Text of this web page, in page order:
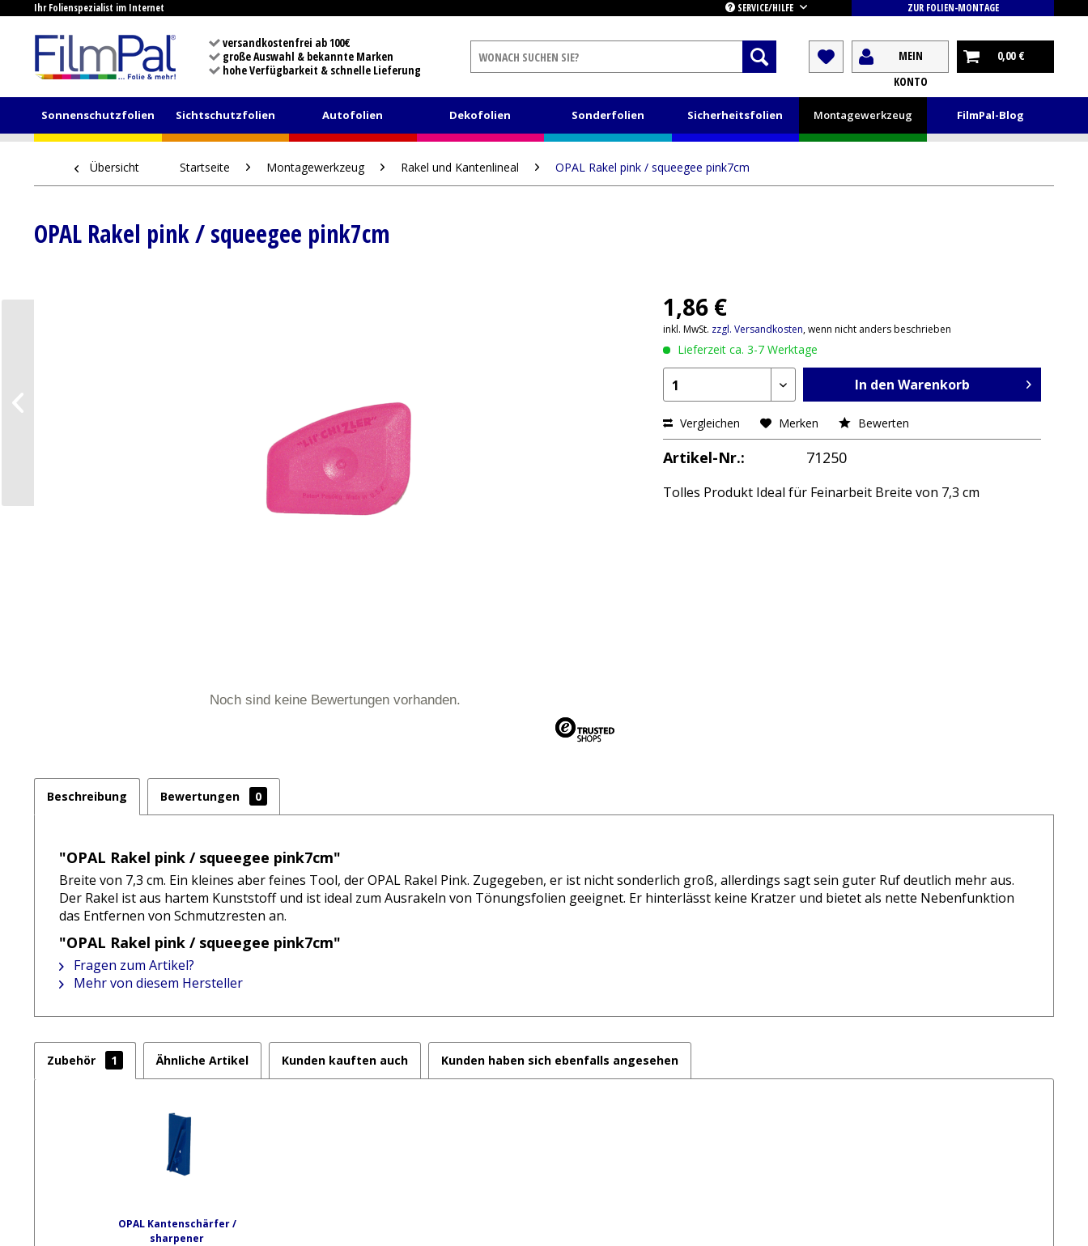
Ihr Folienspezialist im Internet SERVICE/HILFE ZUR FOLIEN-MONTAGE
versandkostenfrei ab 100€
große Auswahl & bekannte Marken
hohe Verfügbarkeit & schnelle Lieferung
MEIN
KONTO
0,00 €
Sonnenschutzfolien Sichtschutzfolien Autofolien Dekofolien Sonderfolien Sicherheitsfolien Montagewerkzeug FilmPal-Blog
Übersicht Startseite Montagewerkzeug Rakel und Kantenlineal OPAL Rakel pink / squeegee pink7cm
OPAL Rakel pink / squeegee pink7cm
Noch sind keine Bewertungen vorhanden.
1,86 €
inkl. MwSt. zzgl. Versandkosten, wenn nicht anders beschrieben
Lieferzeit ca. 3-7 Werktage
1 In den Warenkorb
Vergleichen Merken Bewerten
Artikel-Nr.: 71250
Tolles Produkt Ideal für Feinarbeit Breite von 7,3 cm
Beschreibung Bewertungen 0
"OPAL Rakel pink / squeegee pink7cm"
Breite von 7,3 cm. Ein kleines aber feines Tool, der OPAL Rakel Pink. Zugegeben, er ist nicht sonderlich groß, allerdings sagt sein guter Ruf deutlich mehr aus.
Der Rakel ist aus hartem Kunststoff und ist ideal zum Ausrakeln von Tönungsfolien geeignet. Er hinterlässt keine Kratzer und bietet als nette Nebenfunktion
das Entfernen von Schmutzresten an.
"OPAL Rakel pink / squeegee pink7cm"
Fragen zum Artikel?
Mehr von diesem Hersteller
Zubehör 1 Ähnliche Artikel Kunden kauften auch Kunden haben sich ebenfalls angesehen
OPAL Kantenschärfer /
sharpener